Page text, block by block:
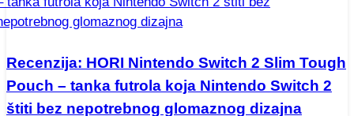
Recenzija: HORI Nintendo Switch 2 Slim Tough
Pouch – tanka futrola koja Nintendo Switch 2
štiti bez nepotrebnog glomaznog dizajna